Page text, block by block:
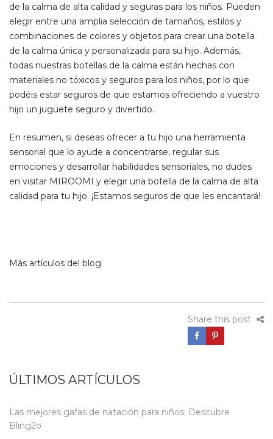
de la calma de alta calidad y seguras para los niños. Pueden
elegir entre una amplia selección de tamaños, estilos y
combinaciones de colores y objetos para crear una botella
de la calma única y personalizada para su hijo. Además,
todas nuestras botellas de la calma están hechas con
materiales no tóxicos y seguros para los niños, por lo que
podéis estar seguros de que estamos ofreciendo a vuestro
hijo un juguete seguro y divertido.
En resumen, si deseas ofrecer a tu hijo una herramienta
sensorial que lo ayude a concentrarse, regular sus
emociones y desarrollar habilidades sensoriales, no dudes
en visitar MIROOMI y elegir una botella de la calma de alta
calidad para tu hijo. ¡Estamos seguros de que les encantará!
Más artículos del blog
Share this post
ÚLTIMOS ARTÍCULOS
Las mejores gafas de natación para niños: Descubre
Bling2o